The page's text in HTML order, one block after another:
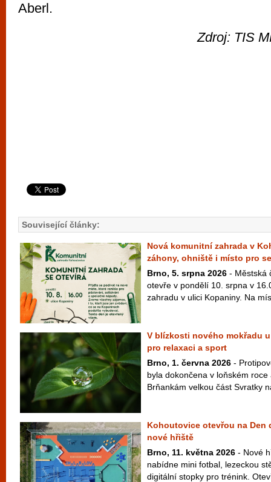
Aberl.
Zdroj: TIS
Související články:
Nová komunitní zahrada v
záhony, ohniště i místo pro
Brno, 5. srpna 2026 - Městská
otevře v pondělí 10. srpna v
zahradu v ulici Kopaniny. Na
V blízkosti nového mokřadu
pro relaxaci a sport
Brno, 1. června 2026 -
byla dokončena v loňském
Brňankám velkou část Svratky
Kohoutovice otevřou na Den
nové hřiště
Brno, 11. května 2026 - Nové
nabídne mini fotbal, lezeckou
digitální stopky pro trénink.